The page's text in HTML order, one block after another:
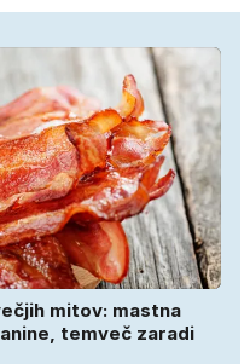
mitov: mastna
temveč zaradi